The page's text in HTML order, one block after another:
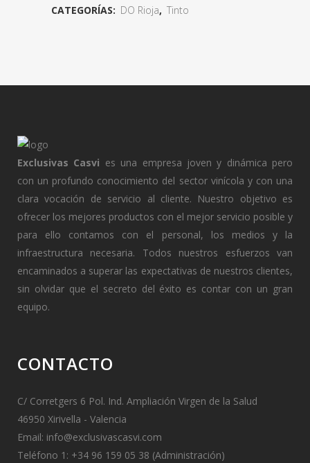
CATEGORÍAS: DO Rioja, Tinto
Exclusivas Casvi es una empresa joven y dinámica pero
con un profundo conocimiento del sector vinícola y con una
clara vocación de servicio al cliente. Nuestro objetivo es
ofrecer los mejores productos con el mejor servicio posible y
para ello contamos con el personal, los medios y la
infraestructura necesaria. Todos nuestros esfuerzos van
encaminados a superar las expectativas de nuestros clientes,
sin olvidar que el secreto del éxito es contar con un gran
equipo.
CONTACTO
C/ Corretgers 6 Pol. Ind. Ampliación Virgen de la Salud
46950 Xirivella - Valencia
Email: info@exclusivascasvi.com
Teléfono 1: +34 96 159 05 38 (Administración)